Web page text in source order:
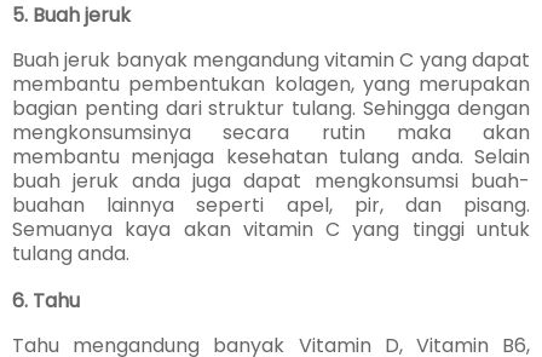
5. Buah jeruk
Buah jeruk banyak mengandung vitamin C yang dapat
membantu pembentukan kolagen, yang merupakan
bagian penting dari struktur tulang. Sehingga dengan
mengkonsumsinya secara rutin maka akan
membantu menjaga kesehatan tulang anda. Selain
buah jeruk anda juga dapat mengkonsumsi buah-
buahan lainnya seperti apel, pir, dan pisang.
Semuanya kaya akan vitamin C yang tinggi untuk
tulang anda.
6. Tahu
Tahu mengandung banyak Vitamin D, Vitamin B6,